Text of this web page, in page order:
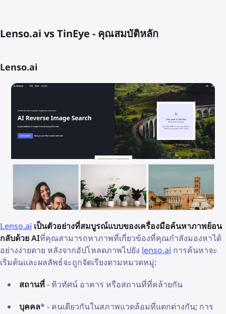
Lenso.ai vs TinEye - คุณสมบัติหลัก
Lenso.ai
Lenso.ai เป็นตัวอย่างที่สมบูรณ์แบบของเครื่องมือค้นหาภาพย้อน
กลับด้วย AIที่คุณสามารถหาภาพที่เกี่ยวข้องที่คุณกำลังมองหาได้
อย่างง่ายดาย หลังจากอัปโหลดภาพไปยัง lenso.ai การค้นหาจะ
เริ่มต้นและผลลัพธ์จะถูกจัดเรียงตามหมวดหมู่:
สถานที่- ทิวทัศน์ อาคาร หรือสถานที่ที่คล้ายกัน
บุคคล* - คนเดียวกันในสภาพแวดล้อมที่แตกต่างกัน; การ